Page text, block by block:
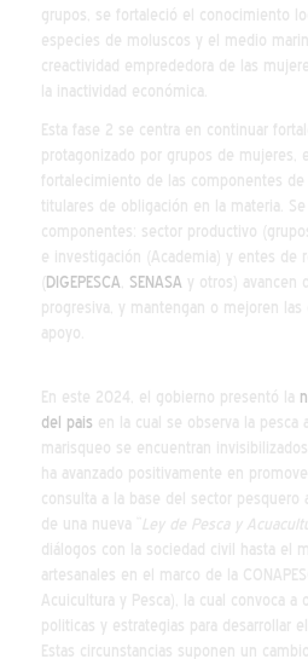
grupos, se fortaleció el conocimiento
especies de moluscos y el medio
creactividad emprededora de las
la inactividad económica.
Esta fase 2 se centra en continuar
protagonizado por grupos de mujeres,
fortalecimiento de las componentes
titulares de obligación en la materia.
componentes: sector productivo
e investigación (Academia) y entes de
DIGEPESCA SENASA y otros) avancen
progresiva, y mantengan o mejoren
apoyo.
En este 2024, el gobierno presentó la
del pais en la cual se observa la pesca
marisqueo se encuentran
ha avanzado positivamente en
consulta a la base del sector pesquero
de una nueva “
Ley de Pesca y
diálogos con la sociedad civil hasta el
artesanales en el marco de la
Acuicultura y Pesca), la cual convoca a
politicas y estrategias para desarrollar el
Estas circunstancias suponen un